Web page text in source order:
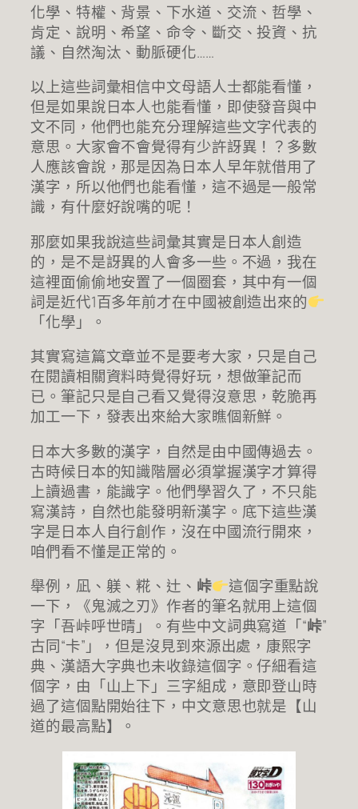
化學、特權、背景、下水道、交流、哲學、
肯定、說明、希望、命令、斷交、投資、抗
議、自然淘汰、動脈硬化……
以上這些詞彙相信中文母語人士都能看懂，
但是如果說日本人也能看懂，即使發音與中
文不同，他們也能充分理解這些文字代表的
意思。大家會不會覺得有少許訝異！？多數
人應該會說，那是因為日本人早年就借用了
漢字，所以他們也能看懂，這不過是一般常
識，有什麼好說嘴的呢！
那麼如果我說這些詞彙其實是日本人創造
的，是不是訝異的人會多一些。不過，我在
這裡面偷偷地安置了一個圈套，其中有一個
詞是近代1百多年前才在中國被創造出來的
「化學」。
其實寫這篇文章並不是要考大家，只是自己
在閱讀相關資料時覺得好玩，想做筆記而
已。筆記只是自己看又覺得沒意思，乾脆再
加工一下，發表出來給大家瞧個新鮮。
日本大多數的漢字，自然是由中國傳過去。
古時候日本的知識階層必須掌握漢字才算得
上讀過書，能識字。他們學習久了，不只能
寫漢詩，自然也能發明新漢字。底下這些漢
字是日本人自行創作，沒在中國流行開來，
咱們看不懂是正常的。
舉例，凪、躾、糀、辻、 峠
這個字重點說
一下，《鬼滅之刃》作者的筆名就用上這個
字「吾峠呼世晴」。有些中文詞典寫道「“峠”
古同“卡”」，但是沒見到來源出處，康熙字
典、漢語大字典也未收錄這個字。仔細看這
個字，由「山上下」三字組成，意即登山時
過了這個點開始往下，中文意思也就是【山
道的最高點】。